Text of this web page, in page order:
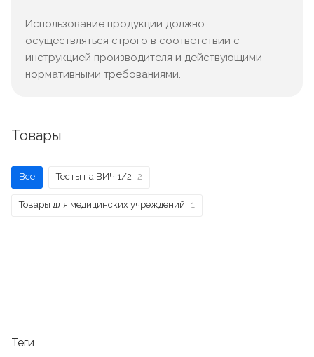
Использование продукции должно
осуществляться строго в соответствии с
инструкцией производителя и действующими
нормативными требованиями.
Товары
Все Тесты на ВИЧ 1/2 2
Товары для медицинских учреждений 1
Теги